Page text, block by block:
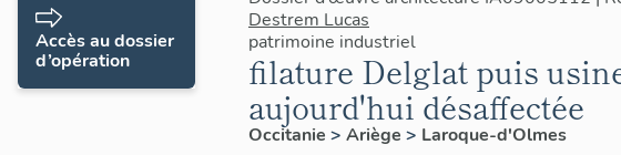
Destrem Lucas
patrimoine industriel
filature Delglat puis
aujourd'hui désaffectée
Occitanie > Ariège > Laroque-d'Olmes
Accès au dossier
d’opération